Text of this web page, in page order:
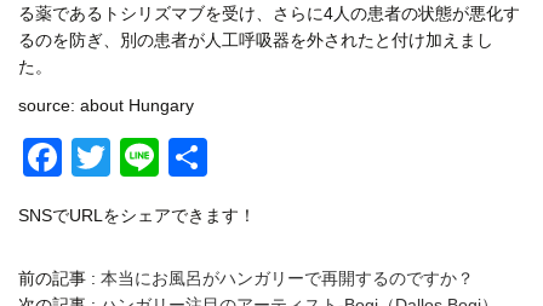
る薬であるトシリズマブを受け、さらに4人の患者の状態が悪化す
るのを防ぎ、別の患者が人工呼吸器を外されたと付け加えまし
た。
source: about Hungary
Facebook
Twitter
Line
有
SNSでURLをシェアできます！
前の記事 : 本当にお風呂がハンガリーで再開するのですか？